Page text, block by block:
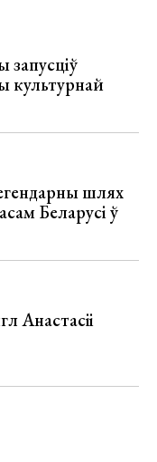
запусціў
культурнай
шлях
Беларусі ў
Анастасіі